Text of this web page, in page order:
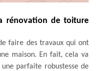
rénovation de toiture
faire des travaux qui ont
maison. En fait, cela va
parfaite robustesse de